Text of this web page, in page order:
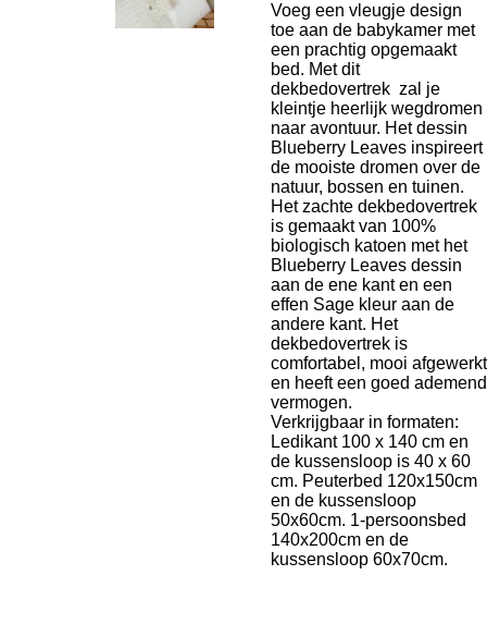
Voeg een vleugje design
toe aan de babykamer met
een prachtig opgemaakt
bed. Met dit
dekbedovertrek zal je
kleintje heerlijk wegdromen
naar avontuur. Het dessin
Blueberry Leaves inspireert
de mooiste dromen over de
natuur, bossen en tuinen.
Het zachte dekbedovertrek
is gemaakt van 100%
biologisch katoen met het
Blueberry Leaves dessin
aan de ene kant en een
effen Sage kleur aan de
andere kant. Het
dekbedovertrek is
comfortabel, mooi afgewerkt
en heeft een goed ademend
vermogen.
Verkrijgbaar in formaten:
Ledikant 100 x 140 cm en
de kussensloop is 40 x 60
cm. Peuterbed 120x150cm
en de kussensloop
50x60cm. 1-persoonsbed
140x200cm en de
kussensloop 60x70cm.